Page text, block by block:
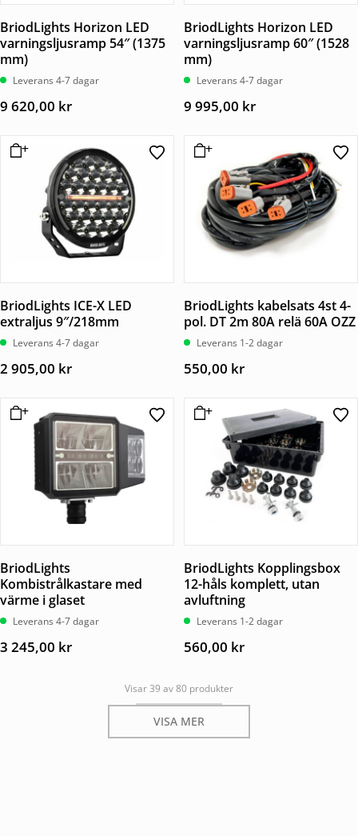
BriodLights Horizon LED
varningsljusramp 54″ (1375
mm)
Leverans 4-7 dagar
9 620,00 kr
BriodLights Horizon LED
varningsljusramp 60″ (1528
mm)
Leverans 4-7 dagar
9 995,00 kr
BriodLights ICE-X LED
extraljus 9″/218mm
Leverans 4-7 dagar
2 905,00 kr
BriodLights kabelsats 4st 4-
pol. DT 2m 80A relä 60A OZZ
Leverans 1-2 dagar
550,00 kr
BriodLights
Kombistrålkastare med
värme i glaset
Leverans 4-7 dagar
3 245,00 kr
BriodLights Kopplingsbox
12-håls komplett, utan
avluftning
Leverans 1-2 dagar
560,00 kr
Visar 39 av 80 produkter
VISA MER